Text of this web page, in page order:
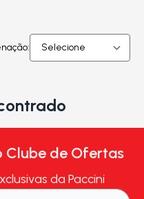
Clube de Ofertas
da Paccini